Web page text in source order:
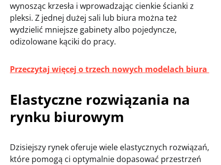
wynosząc krzesła i wprowadzając cienkie ścianki z
pleksi. Z jednej dużej sali lub biura można też
wydzielić mniejsze gabinety albo pojedyncze,
odizolowane kąciki do pracy.
Przeczytaj więcej o trzech nowych modelach biura
Elastyczne rozwiązania na
rynku biurowym
Dzisiejszy rynek oferuje wiele elastycznych rozwiązań,
które pomogą ci optymalnie dopasować przestrzeń